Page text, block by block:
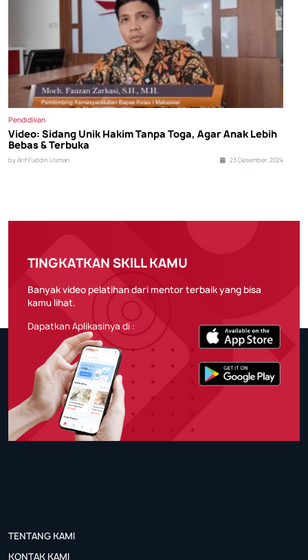
Pendidikan
Video: Sidang Unik Hakim Tanpa Toga, Agar Anak Lebih
Bebas & Terbuka
by Arif Fuddin Usman 23 Desember, 2024
TINGKATKAN SKILL KAMU
Banyak video pelatihan dari mentor terbaik yang bisa
kamu lihat.
Dapatkan Aplikasinya di :
TENTANG KAMI
KONTAK KAMI